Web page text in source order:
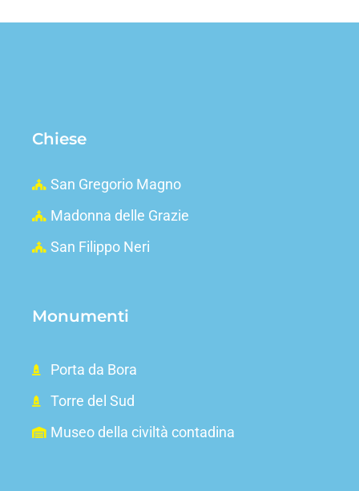
Chiese
San Gregorio Magno
Madonna delle Grazie
San Filippo Neri
Monumenti
Porta da Bora
Torre del Sud
Museo della civiltà contadina